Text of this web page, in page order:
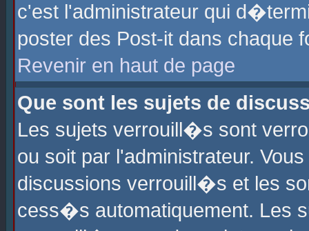
c'est l'administrateur qui
poster des Post-it dans chaque
Revenir en haut de page
Que sont les sujets de
Les sujets verrouill�s sont
ou soit par l'administrateur.
discussions verrouill�s et les
cess�s automatiquement. Les